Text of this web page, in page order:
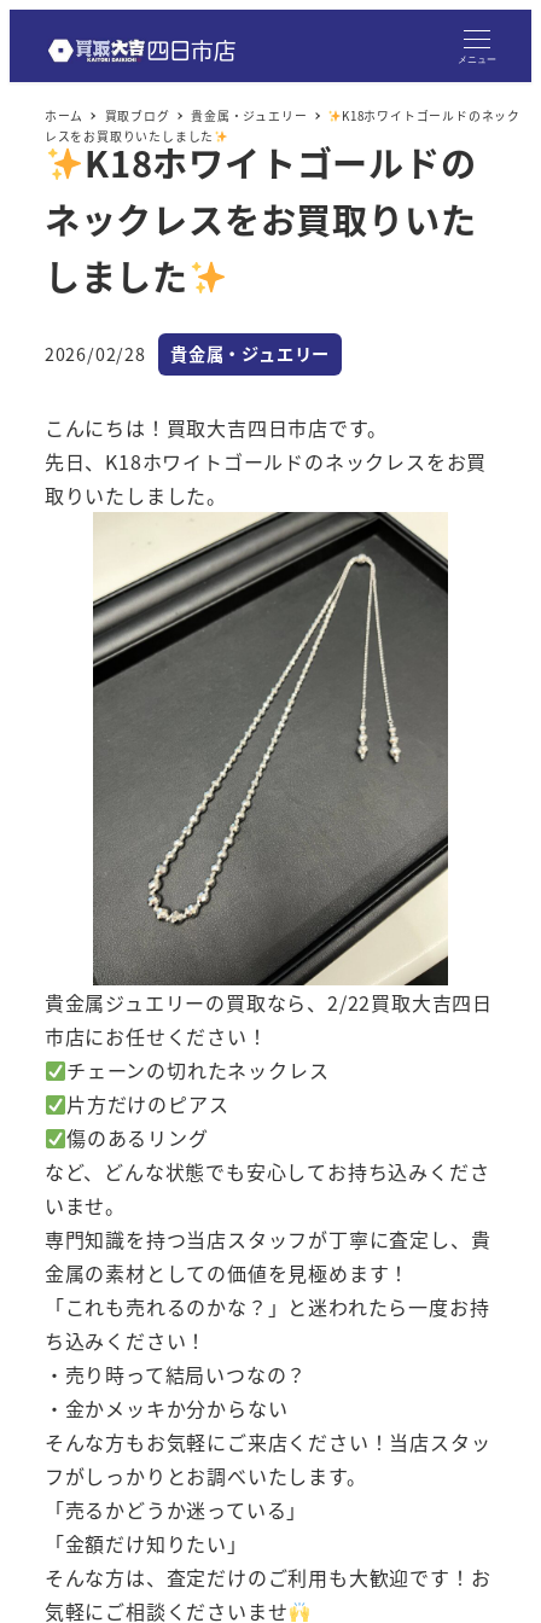
メニュー
ホーム 買取ブログ 貴金属・ジュエリー
K18ホワイトゴールドのネック
レスをお買取りいたしました
K18ホワイトゴールドの
ネックレスをお買取りいた
しました
投稿日
2026/02/28 カテゴリー
貴金属・ジュエリー
こんにちは！買取大吉四日市店です。
先日、K18ホワイトゴールドのネックレスをお買
取りいたしました。
貴金属ジュエリーの買取なら、2/22買取大吉四日
市店にお任せください！
チェーンの切れたネックレス
片方だけのピアス
傷のあるリング
など、どんな状態でも安心してお持ち込みくださ
いませ。
専門知識を持つ当店スタッフが丁寧に査定し、貴
金属の素材としての価値を見極めます！
「これも売れるのかな？」と迷われたら一度お持
ち込みください！
・売り時って結局いつなの？
・金かメッキか分からない
そんな方もお気軽にご来店ください！当店スタッ
フがしっかりとお調べいたします。
「売るかどうか迷っている」
「金額だけ知りたい」
そんな方は、査定だけのご利用も大歓迎です！お
気軽にご相談くださいませ